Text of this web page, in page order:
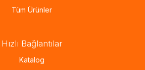
Tüm Ürünler
Hızlı Bağlantılar
Katalog